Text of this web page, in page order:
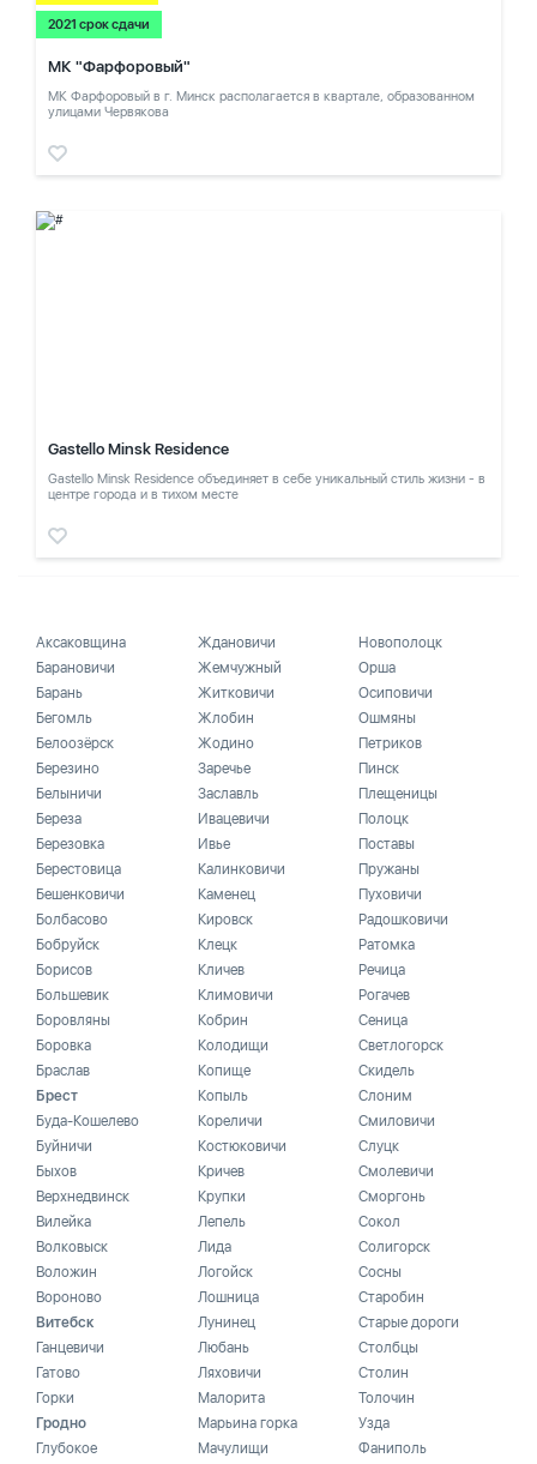
2021 срок сдачи
МК "Фарфоровый"
МК Фарфоровый в г. Минск располагается в квартале, образованном
улицами Червякова
Gastello Minsk Residence
Gastello Minsk Residence объединяет в себе уникальный стиль жизни - в
центре города и в тихом месте
Аксаковщина
Барановичи
Барань
Бегомль
Белоозёрск
Березино
Белыничи
Береза
Березовка
Берестовица
Бешенковичи
Болбасово
Бобруйск
Борисов
Большевик
Боровляны
Боровка
Браслав
Брест
Буда-Кошелево
Буйничи
Быхов
Верхнедвинск
Вилейка
Волковыск
Воложин
Вороново
Витебск
Ганцевичи
Гатово
Горки
Гродно
Глубокое
Ждановичи
Жемчужный
Житковичи
Жлобин
Жодино
Заречье
Заславль
Ивацевичи
Ивье
Калинковичи
Каменец
Кировск
Клецк
Кличев
Климовичи
Кобрин
Колодищи
Копище
Копыль
Кореличи
Костюковичи
Кричев
Крупки
Лепель
Лида
Логойск
Лошница
Лунинец
Любань
Ляховичи
Малорита
Марьина горка
Мачулищи
Новополоцк
Орша
Осиповичи
Ошмяны
Петриков
Пинск
Плещеницы
Полоцк
Поставы
Пружаны
Пуховичи
Радошковичи
Ратомка
Речица
Рогачев
Сеница
Светлогорск
Скидель
Слоним
Смиловичи
Слуцк
Смолевичи
Сморгонь
Сокол
Солигорск
Сосны
Старобин
Старые дороги
Столбцы
Столин
Толочин
Узда
Фаниполь